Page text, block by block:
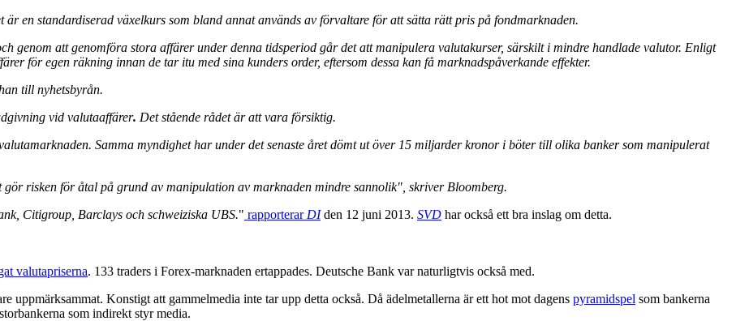
är en standardiserad växelkurs som bland annat används av förvaltare för att sätta rätt pris på fondmarknaden.
genom att genomföra stora affärer under denna tidsperiod går det att manipulera valutakurser, särskilt i mindre handlade valutor. Enligt
för egen räkning innan de tar itu med sina kunders order, eftersom dessa kan få marknadspåverkande effekter.
till nyhetsbyrån.
vid valutaaffärer. Det stående rådet är att vara försiktig.
Samma myndighet har under det senaste året dömt ut över 15 miljarder kronor i böter till olika banker som manipulerat
risken för åtal på grund av manipulation av marknaden mindre sannolik", skriver Bloomberg.
Citigroup, Barclays och schweiziska UBS." rapporterar DIden 12 juni 2013. SVD har också ett bra inslag om detta.
valutapriserna. 133 traders i Forex-marknaden ertappades. Deutsche Bank var naturligtvis också med.
uppmärksammat. Konstigt att gammelmedia inte tar upp detta också. Då ädelmetallerna är ett hot mot dagens pyramidspel som bankerna
som indirekt styr media.